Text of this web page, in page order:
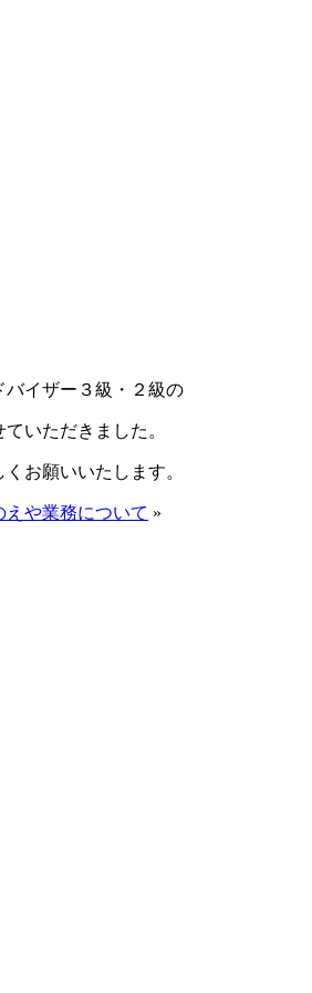
イザー３級・２級の
いただきました。
お願いいたします。
えや業務について »